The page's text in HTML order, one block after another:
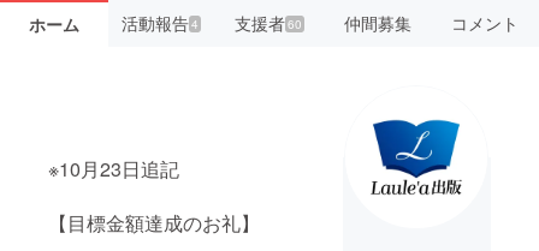
ホーム 活動報告4 支援者60 仲間募集 コメント
※10月23日追記
【目標金額達成のお礼】